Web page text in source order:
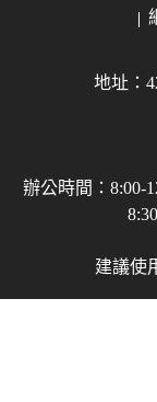
地址：
辦公時間：8:00-
建議使